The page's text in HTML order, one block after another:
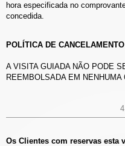
hora especificada no
concedida.
POLÍTICA DE CANCELAMENTO
A VISITA GUIADA NÃO PODE
REEMBOLSADA EM NENHUMA
Os Clientes com reservas esta